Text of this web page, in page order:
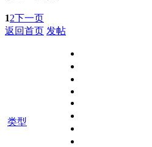
12下一页
返回首页 发帖
类型